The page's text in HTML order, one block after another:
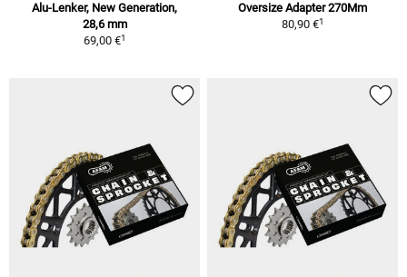
Alu-Lenker, New Generation,
28,6 mm
69,00 €1
Oversize Adapter 270Mm
80,90 €1